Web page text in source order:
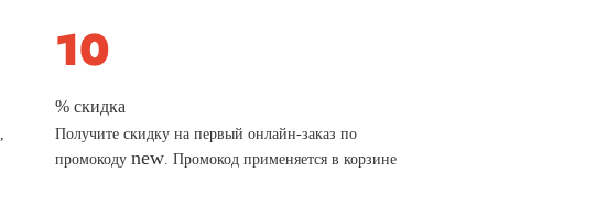
% скидка
Получите скидку на первый онлайн-заказ по
промокоду new. Промокод применяется в корзине